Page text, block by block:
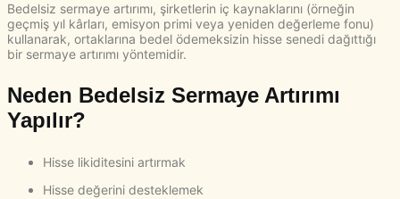
Bedelsiz sermaye artırımı, şirketlerin iç kaynaklarını (örneğin
geçmiş yıl kârları, emisyon primi veya yeniden değerleme fonu)
kullanarak, ortaklarına bedel ödemeksizin hisse senedi dağıttığı
bir sermaye artırımı yöntemidir.
Neden Bedelsiz Sermaye Artırımı
Yapılır?
Hisse likiditesini artırmak
Hisse değerini desteklemek